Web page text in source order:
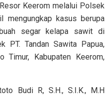
Keerom melalui Polsek
mengungkap kasus berupa
segar kelapa sawit di
PT. Tandan Sawita Papua,
Timur, Kabupaten Keerom,
Budi R, S.H., S.I.K., M.H